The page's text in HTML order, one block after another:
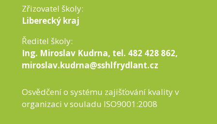
Zřizovatel školy:
Liberecký kraj
Ředitel školy:
Ing. Miroslav Kudrna, tel. 482 428 862,
miroslav.kudrna@sshlfrydlant.cz
Osvědčení o systému zajišťování kvality v
organizaci v souladu ISO9001:2008